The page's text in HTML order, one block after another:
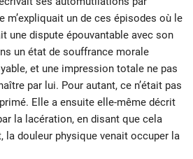
m’expliquait un de ces épisodes où le
une dispute épouvantable avec son
un état de souffrance morale
et une impression totale ne pas
par lui. Pour autant, ce n’était pas
Elle a ensuite elle-même décrit
la lacération, en disant que cela
la douleur physique venait occuper la